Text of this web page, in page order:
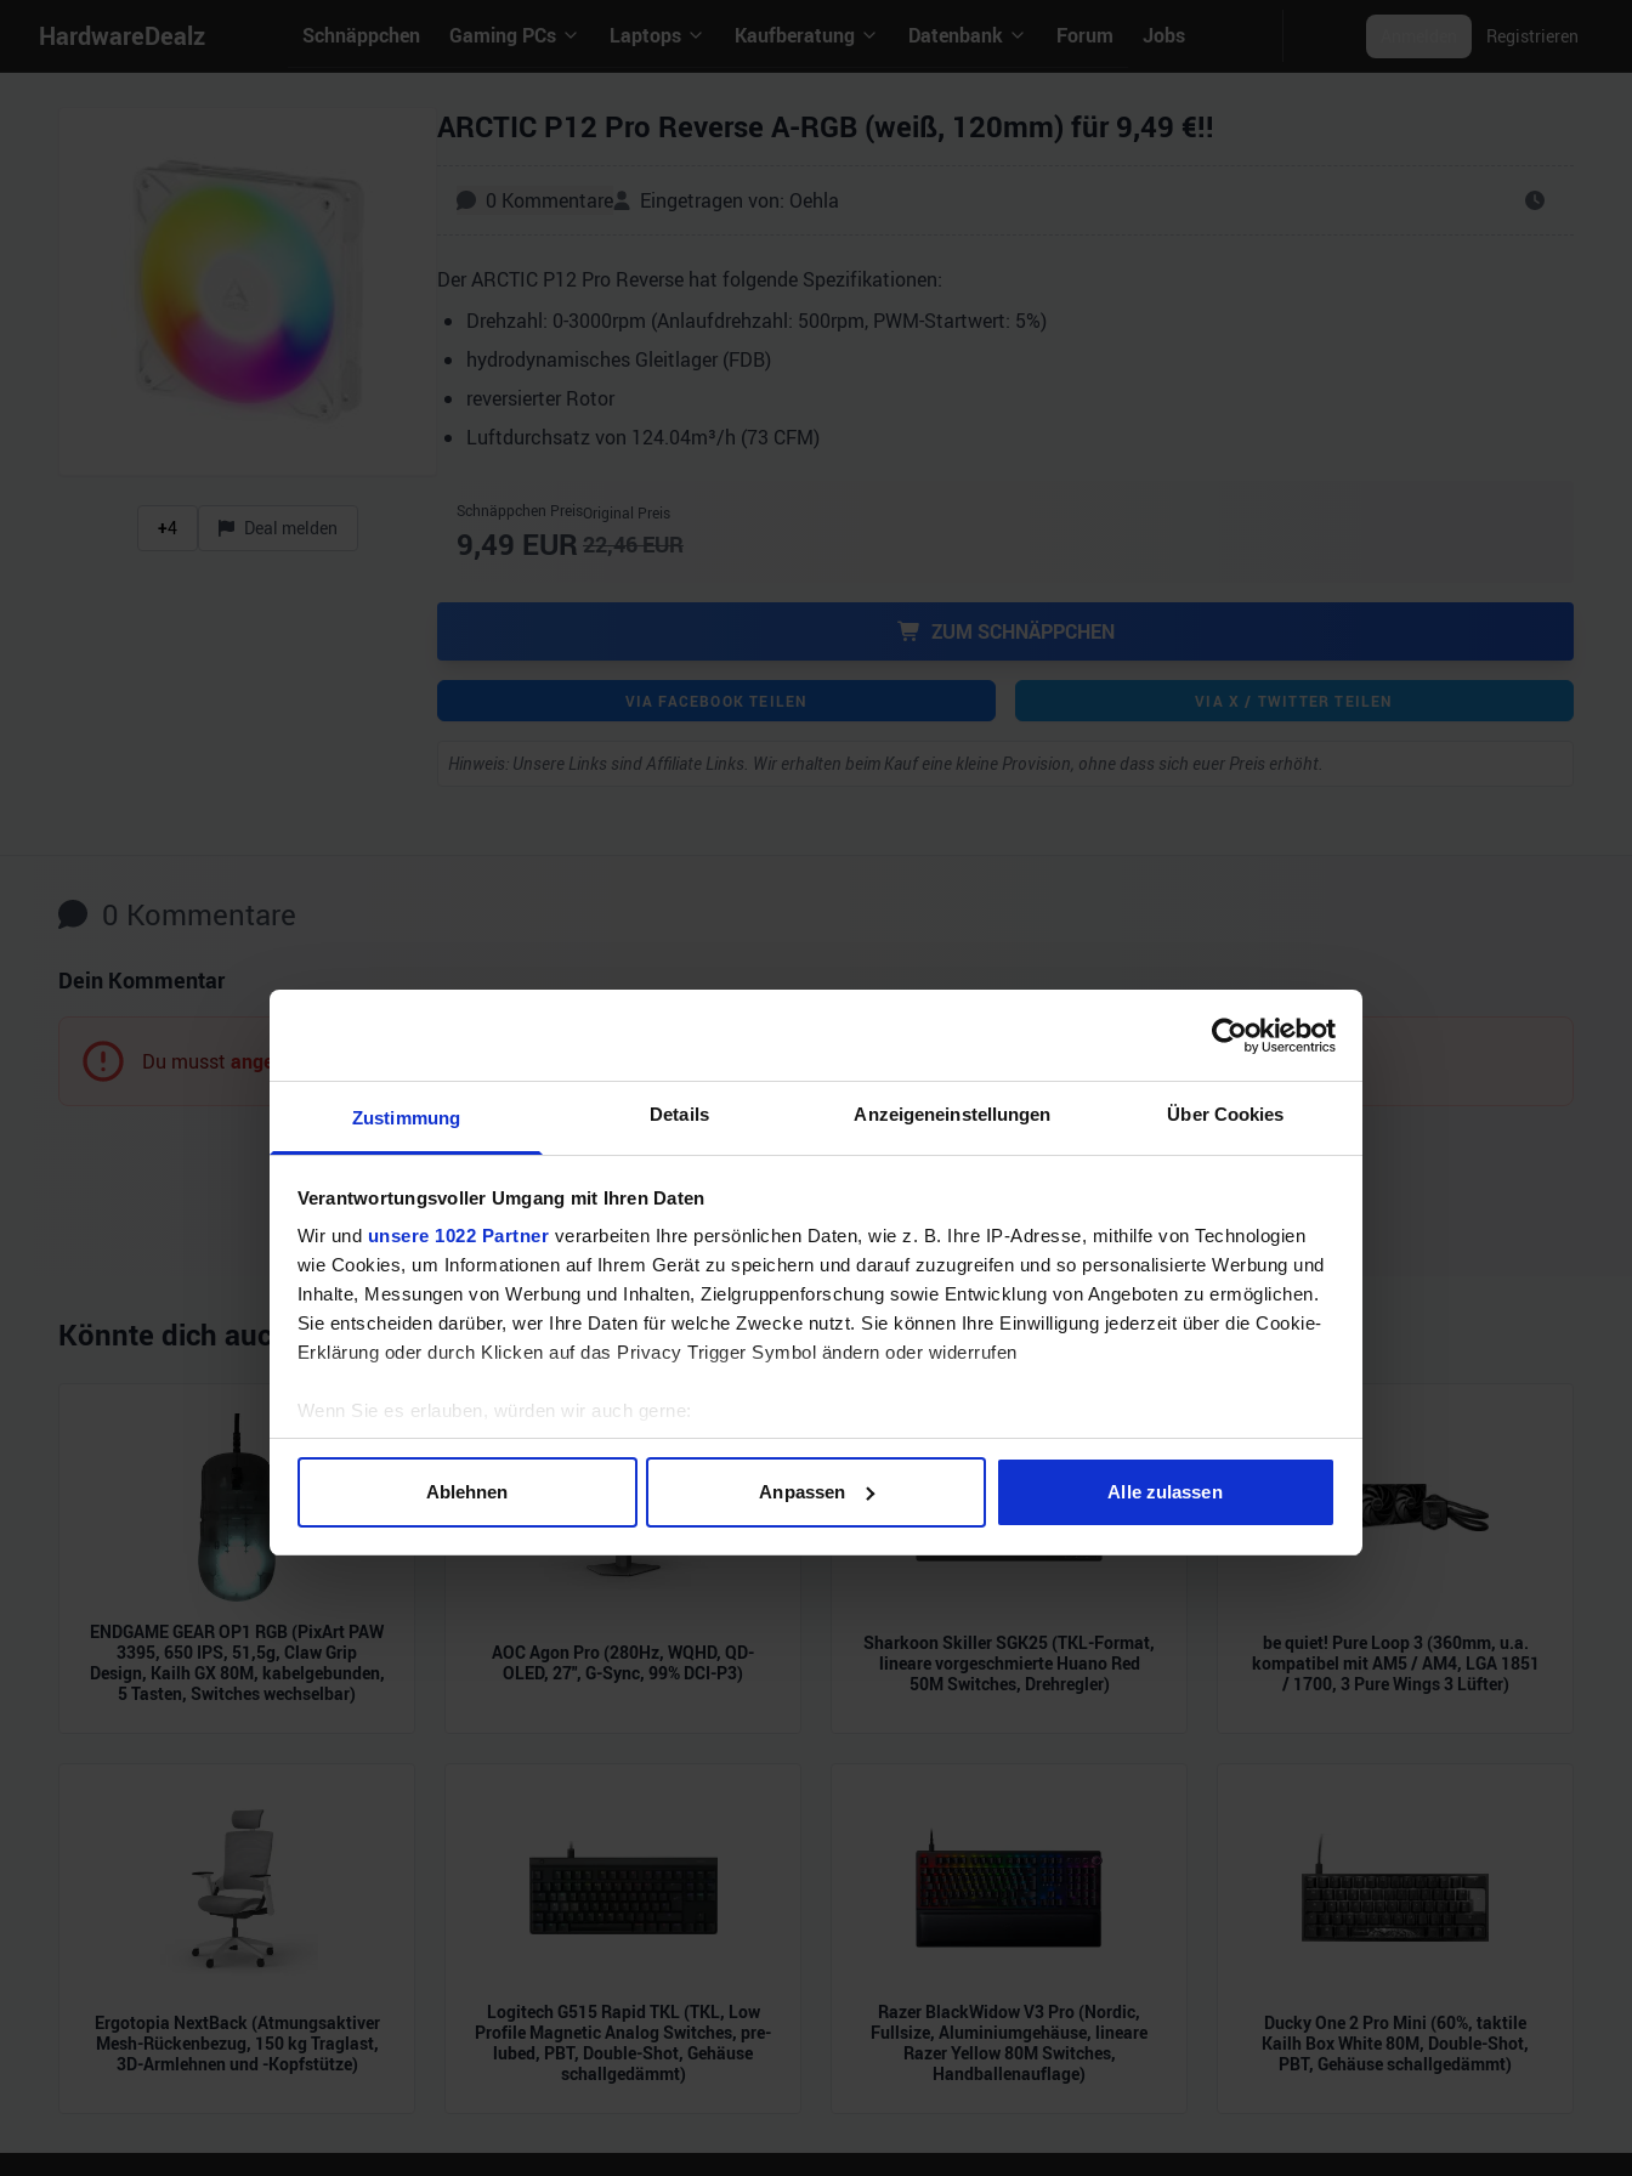
Zustimmung Details Anzeigeneinstellungen Über Cookies
Verantwortungsvoller Umgang mit Ihren Daten
Wir und unsere 1022 Partner verarbeiten Ihre persönlichen Daten, wie z. B. Ihre IP-Adresse, mithilfe von Technologien
wie Cookies, um Informationen auf Ihrem Gerät zu speichern und darauf zuzugreifen und so personalisierte Werbung und
Inhalte, Messungen von Werbung und Inhalten, Zielgruppenforschung sowie Entwicklung von Angeboten zu ermöglichen.
Sie entscheiden darüber, wer Ihre Daten für welche Zwecke nutzt. Sie können Ihre Einwilligung jederzeit über die Cookie-
Erklärung oder durch Klicken auf das Privacy Trigger Symbol ändern oder widerrufen
Wenn Sie es erlauben, würden wir auch gerne:
Informationen über Ihre geografische Lage erfassen, welche bis auf einige Meter genau sein können
Erfahren Sie mehr darüber, wie Ihre persönlichen Daten verarbeitet werden, und legen Sie Ihre Präferenzen im
und die Zugriffe auf unsere Website zu analysieren. Außerdem geben wir Informationen zu Ihrer Verwendung unserer
Website an unsere Partner für soziale Medien, Werbung und Analysen weiter. Unsere Partner führen diese Informationen
möglicherweise mit weiteren Daten zusammen, die Sie ihnen bereitgestellt haben oder die sie im Rahmen Ihrer Nutzung
Ablehnen Anpassen Alle zulassen
HardwareDealz Schnäppchen Gaming PCs Laptops Kaufberatung Datenbank Forum Jobs Registrieren
+4 Deal melden
ARCTIC P12 Pro Reverse A-RGB (weiß, 120mm) für 9,49 €!!
0 Kommentare Eingetragen von: Oehla
Der ARCTIC P12 Pro Reverse hat folgende Spezifikationen:
Drehzahl: 0-3000rpm (Anlaufdrehzahl: 500rpm, PWM-Startwert: 5%)
hydrodynamisches Gleitlager (FDB)
reversierter Rotor
Luftdurchsatz von 124.04m³/​h (73 CFM)
Schnäppchen Preis
9,49 EUR
Original Preis
22,46EUR
ZUM SCHNÄPPCHEN
VIA FACEBOOK TEILEN VIA X / TWITTER TEILEN
Hinweis: Unsere Links sind Affiliate Links. Wir erhalten beim Kauf eine kleine Provision, ohne dass sich euer Preis erhöht.
0 Kommentare
Dein Kommentar
Du musst angemeldet
Könnte dich auch interessieren
ENDGAME GEAR OP1 RGB (PixArt PAW
3395, 650 IPS, 51,5g, Claw Grip
Design, Kailh GX 80M, kabelgebunden,
5 Tasten, Switches wechselbar)
AOC Agon Pro (280Hz, WQHD, QD-
OLED, 27", G-Sync, 99% DCI-P3)
Sharkoon Skiller SGK25 (TKL-Format,
lineare vorgeschmierte Huano Red
50M Switches, Drehregler)
be quiet! Pure Loop 3 (360mm, u.a.
kompatibel mit AM5 / AM4, LGA 1851
/ 1700, 3 Pure Wings 3 Lüfter)
Ergotopia NextBack (Atmungsaktiver
Mesh-Rückenbezug, 150 kg Traglast,
3D-Armlehnen und -Kopfstütze)
Logitech G515 Rapid TKL (TKL, Low
Profile Magnetic Analog Switches, pre-
lubed, PBT, Double-Shot, Gehäuse
schallgedämmt)
Razer BlackWidow V3 Pro (Nordic,
Fullsize, Aluminiumgehäuse, lineare
Razer Yellow 80M Switches,
Handballenauflage)
Ducky One 2 Pro Mini (60%, taktile
Kailh Box White 80M, Double-Shot,
PBT, Gehäuse schallgedämmt)